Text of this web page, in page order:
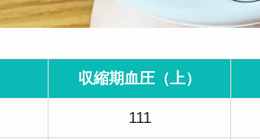
収縮期血圧（上）
111